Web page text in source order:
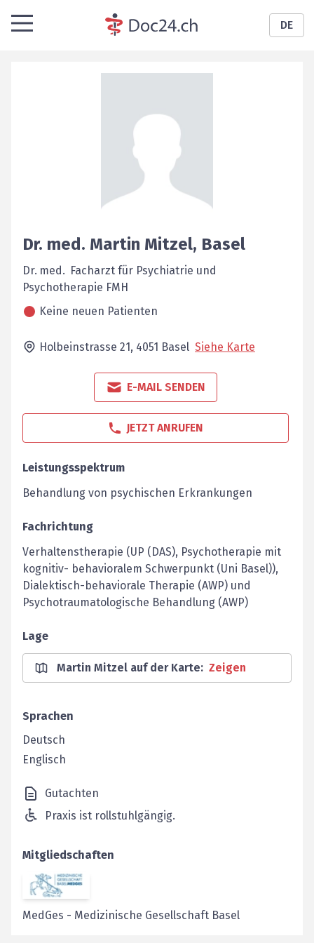
DE
Dr. med. Martin Mitzel, Basel
Dr. med. Facharzt für Psychiatrie und
Psychotherapie FMH
Keine neuen Patienten
Holbeinstrasse 21, 4051 Basel Siehe Karte
E-MAIL SENDEN
JETZT ANRUFEN
Leistungsspektrum
Behandlung von psychischen Erkrankungen
Fachrichtung
Verhaltenstherapie (UP (DAS), Psychotherapie mit
kognitiv- behavioralem Schwerpunkt (Uni Basel)),
Dialektisch-behaviorale Therapie (AWP) und
Psychotraumatologische Behandlung (AWP)
Lage
Martin Mitzel auf der Karte: Zeigen
Sprachen
Deutsch
Englisch
Gutachten
Praxis ist rollstuhlgängig.
Mitgliedschaften
MedGes - Medizinische Gesellschaft Basel